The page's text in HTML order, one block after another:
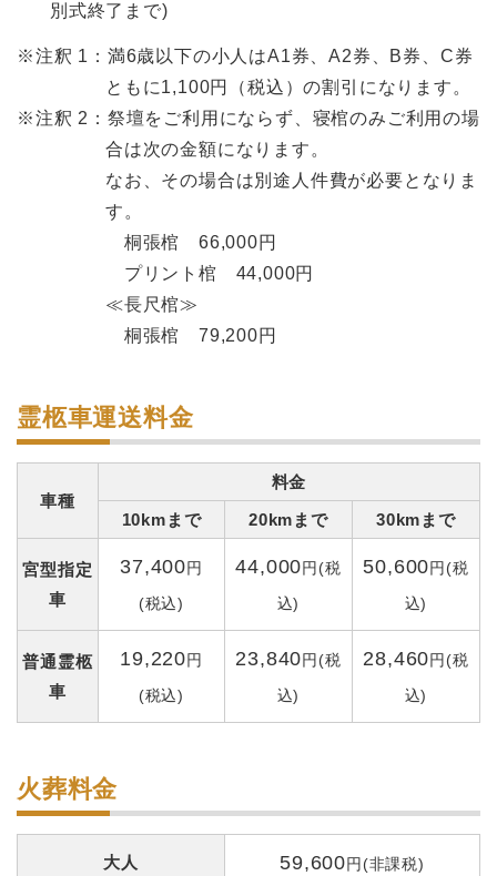
別式終了まで)
※注釈 1：満6歳以下の小人はA1券、A2券、B券、C券
ともに1,100円（税込）の割引になります。
※注釈 2：祭壇をご利用にならず、寝棺のみご利用の場
合は次の金額になります。
なお、その場合は別途人件費が必要となりま
す。
桐張棺 66,000円
プリント棺 44,000円
≪長尺棺≫
桐張棺 79,200円
霊柩車運送料金
車種
料金
10kmまで
20kmまで 30kmまで
宮型指定
車
37,400円
(税込)
44,000円(税
込)
50,600円(税
込)
普通霊柩
車
19,220円
(税込)
23,840円(税
込)
28,460円(税
込)
火葬料金
大人 59,600円(非課税)